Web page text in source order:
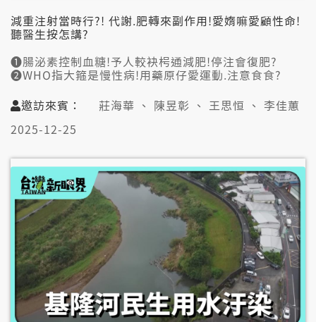
減重注射當時行?! 代謝.肥轉來副作用!愛媠嘛愛顧性命!
聽醫生按怎講?
➊腸泌素控制血糖!予人較袂枵通減肥!停注會復肥?
➋WHO指大箍是慢性病!用藥原仔愛運動.注意食食?
➍現代人變大箍關鍵?血糖震盪.情緒食食減袂落來?
👤邀訪來賓:
陳昱彰(義大家醫科主治醫生)
王思恒(內湖恆新復健科院長/一分鐘健身教室史考特)
李佳蕙(營養師)
邀訪來賓：
莊海華 、 陳昱彰 、 王思恒 、 李佳蕙
2025-12-25